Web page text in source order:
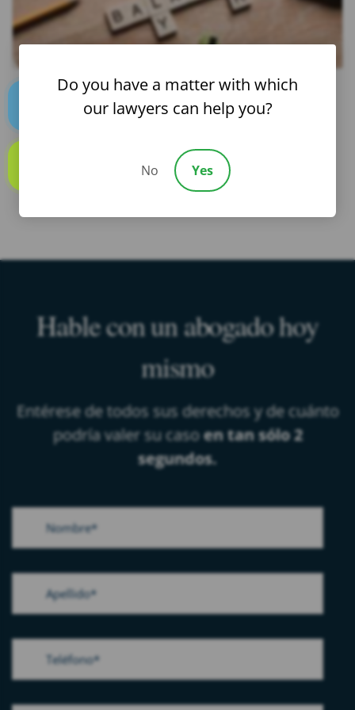
¿NECESITAS AYUDA? CONTÁCTENOS
(855) 529-0269
Hable con un abogado hoy
mismo
Entérese de todos sus derechos y de cuánto
podría valer su casoen tan sólo 2
segundos.
Do you have a matter with which
our lawyers can help you?
No Yes